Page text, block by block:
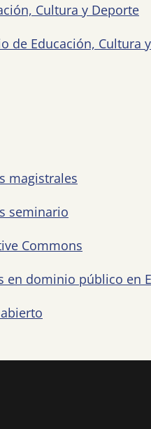
Cultura y Deporte
de Educación, Cultura
magistrales
seminario
Commons
dominio público en